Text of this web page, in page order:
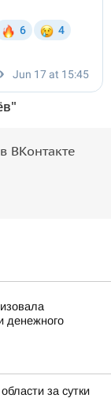
ВКонтакте
денежного
за сутки